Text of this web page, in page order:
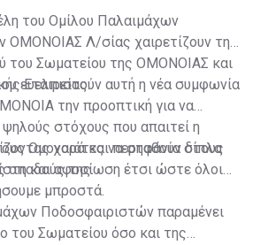
του Ομίλου Παλαιμάχων
ΟΜΟΝΟΙΑΣ Λ/σίας χαιρετίζουν τη
του Σωματείου της ΟΜΟΝΟΙΑΣ και
Εταιρείας.
ευελπιστούν αυτή η νέα συμφωνία
την προοπτική για να
στόχους που απαιτεί η
χαρά και περηφάνια στους
οπαδούς της.
Ομονοιάτες να σταθούν δίπλα
και αφοσίωση έτσι ώστε όλοι
μπροστά.
Ποδοσφαιριστών παραμένει
του Σωματείου όσο και της